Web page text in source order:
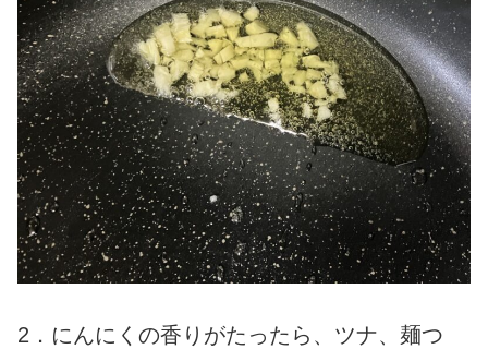
2．にんにくの香りがたったら、ツナ、麺つ